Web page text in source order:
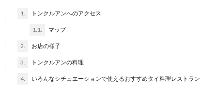
1. トンクルアンへのアクセス
1.1. マップ
2. お店の様子
3. トンクルアンの料理
4. いろんなシチュエーションで使えるおすすめタイ料理レストラン